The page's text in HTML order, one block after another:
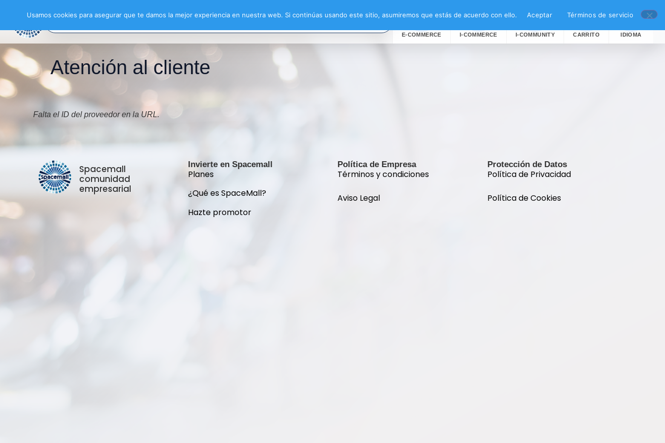
E-COMMERCE I-COMMERCE I-COMMUNITY CARRITO IDIOMA
Atención al cliente
Falta el ID del proveedor en la URL.
Spacemall
comunidad
empresarial
Invierte en Spacemall
Planes
¿Qué es SpaceMall?
Hazte promotor
Política de Empresa
Términos y condiciones
Aviso Legal
Protección de Datos
Política de Privacidad
Política de Cookies
Usamos cookies para asegurar que te damos la mejor experiencia en nuestra web. Si continúas usando este sitio, asumiremos que estás de acuerdo con ello. Aceptar Términos de servicio